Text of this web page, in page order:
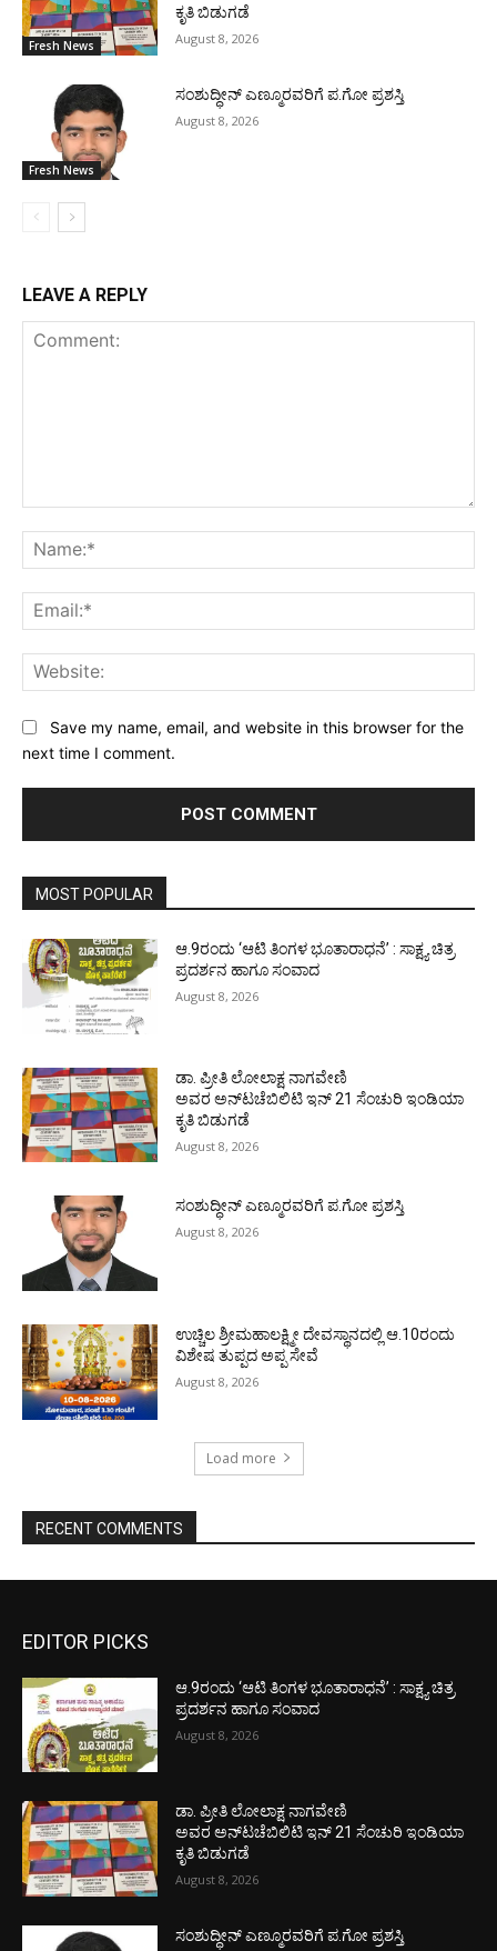
Fresh News
ಕೃತಿ ಬಿಡುಗಡೆ
August 8, 2026
Fresh News
ಸಂಶುದ್ಧೀನ್ ಎಣ್ಮೂರವರಿಗೆ ಪ.ಗೋ ಪ್ರಶಸ್ತಿ
August 8, 2026
LEAVE A REPLY
Save my name, email, and website in this browser for the
next time I comment.
MOST POPULAR
ಆ.9ರಂದು ‘ಆಟಿ ತಿಂಗಳ ಭೂತಾರಾಧನೆ’ : ಸಾಕ್ಷ್ಯ ಚಿತ್ರ
ಪ್ರದರ್ಶನ ಹಾಗೂ ಸಂವಾದ
August 8, 2026
ಡಾ. ಪ್ರೀತಿ ಲೋಲಾಕ್ಷ ನಾಗವೇಣಿ
ಅವರ ಅನ್‌ಟಚೆಬಿಲಿಟಿ ಇನ್ 21 ಸೆಂಚುರಿ ಇಂಡಿಯಾ
ಕೃತಿ ಬಿಡುಗಡೆ
August 8, 2026
ಸಂಶುದ್ಧೀನ್ ಎಣ್ಮೂರವರಿಗೆ ಪ.ಗೋ ಪ್ರಶಸ್ತಿ
August 8, 2026
ಉಚ್ಚಿಲ ಶ್ರೀಮಹಾಲಕ್ಷ್ಮೀ ದೇವಸ್ಥಾನದಲ್ಲಿ ಆ.10ರಂದು
ವಿಶೇಷ ತುಪ್ಪದ ಅಪ್ಪ ಸೇವೆ
August 8, 2026
Load more
RECENT COMMENTS
EDITOR PICKS
ಆ.9ರಂದು ‘ಆಟಿ ತಿಂಗಳ ಭೂತಾರಾಧನೆ’ : ಸಾಕ್ಷ್ಯ ಚಿತ್ರ
ಪ್ರದರ್ಶನ ಹಾಗೂ ಸಂವಾದ
August 8, 2026
ಡಾ. ಪ್ರೀತಿ ಲೋಲಾಕ್ಷ ನಾಗವೇಣಿ
ಅವರ ಅನ್‌ಟಚೆಬಿಲಿಟಿ ಇನ್ 21 ಸೆಂಚುರಿ ಇಂಡಿಯಾ
ಕೃತಿ ಬಿಡುಗಡೆ
August 8, 2026
ಸಂಶುದ್ಧೀನ್ ಎಣ್ಮೂರವರಿಗೆ ಪ.ಗೋ ಪ್ರಶಸ್ತಿ